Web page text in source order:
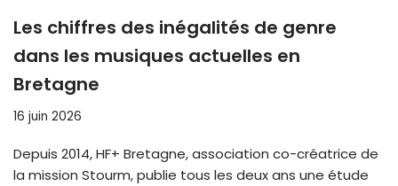
Les chiffres des inégalités de genre
dans les musiques actuelles en
Bretagne
16 juin 2026
Depuis 2014, HF+ Bretagne, association co-créatrice de
la mission Stourm, publie tous les deux ans une étude